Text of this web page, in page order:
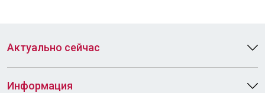
Актуально сейчас
Информация